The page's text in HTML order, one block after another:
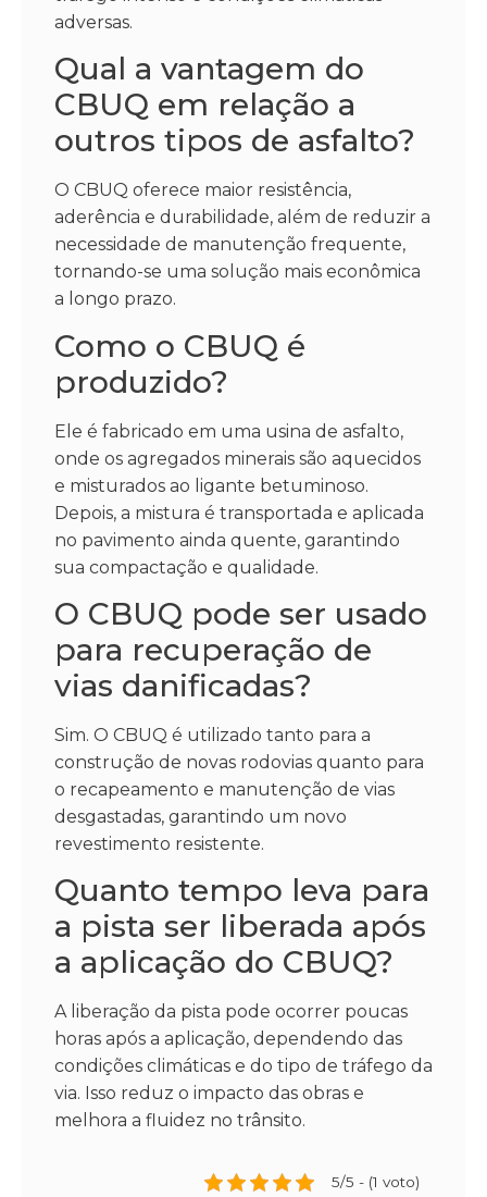
adversas.
Qual a vantagem do
CBUQ em relação a
outros tipos de asfalto?
O CBUQ oferece maior resistência,
aderência e durabilidade, além de reduzir a
necessidade de manutenção frequente,
tornando-se uma solução mais econômica
a longo prazo.
Como o CBUQ é
produzido?
Ele é fabricado em uma usina de asfalto,
onde os agregados minerais são aquecidos
e misturados ao ligante betuminoso.
Depois, a mistura é transportada e aplicada
no pavimento ainda quente, garantindo
sua compactação e qualidade.
O CBUQ pode ser usado
para recuperação de
vias danificadas?
Sim. O CBUQ é utilizado tanto para a
construção de novas rodovias quanto para
o recapeamento e manutenção de vias
desgastadas, garantindo um novo
revestimento resistente.
Quanto tempo leva para
a pista ser liberada após
a aplicação do CBUQ?
A liberação da pista pode ocorrer poucas
horas após a aplicação, dependendo das
condições climáticas e do tipo de tráfego da
via. Isso reduz o impacto das obras e
melhora a fluidez no trânsito.
5/5 - (1 voto)